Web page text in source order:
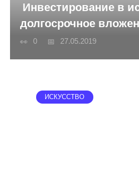
Инвестирование в
долгосрочное
0 27.05.2019
ИСКУССТВО